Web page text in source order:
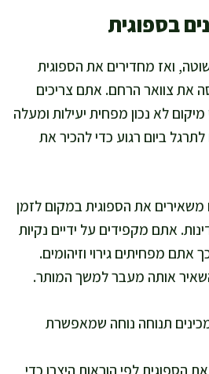
בספוגית
ואז מחדירים את הספוגית
את צוואר הרחם. אתם צריכים
מיקום לא נכון מפחית יעילות ומעלה
ביום רגוע כדי להכיר את
משאירים את הספוגית במקום לזמן
אתם מקפידים על ידיים נקיות
אתם מפחיתים גירוי וזיהומים.
אותה מעבר למשך המותר.
תנוחה נוחה שמאפשרת
הספוגית לפי הוראות היצרן כדי